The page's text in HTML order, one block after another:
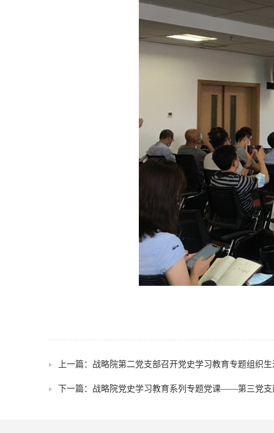
上一篇： 战略院第二党支部召开党史学习教育专题组织生
下一篇： 战略院党史学习教育系列专题党课——第三党支